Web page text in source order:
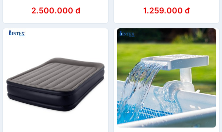
2.500.000 đ 1.259.000 đ